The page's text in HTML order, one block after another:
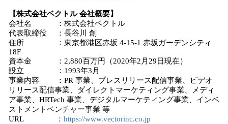
【株式会社ベクトル 会社概要】
会社名 ：株式会社ベクトル
代表取締役 ：長谷川 創
住所 ：東京都港区赤坂 4-15-1 赤坂ガーデンシティ
18F
資本金 ：2,880百万円（2020年2月29日現在）
設立 ：1993年3月
事業内容 ：PR 事業、プレスリリース配信事業、ビデオ
リリース配信事業、ダイレクトマーケティング事業、メディ
ア事業、HRTech 事業、デジタルマーケティング事業、インベ
ストメントベンチャー事業 等
URL ： https://www.vectorinc.co.jp